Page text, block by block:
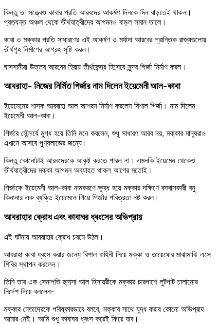
কিন্তু তা সত্ত্বেও কাবার প্রতি আরবদের আকর্ষণ দিনকে দিন বাড়তেই থাকল।
প্রত্যন্ত অঞ্চল থেকে তীর্থযাত্রীদের আগমনও বাড়ল সমান তালে।
কাবা ও মক্কার প্রতি সাধারণের এই আকর্ষণ ও মর্যাদা আরবের প্রান্তিক রাজ্যগুলোয়
তীর্থগৃহ নির্মাণের আগ্রহ সৃষ্টি করল।
ঘাসসানীরা উত্তর আরবের হিরায় তীর্থকেন্দ্র হিসেবে সুন্দর গির্জা নির্মাণ করল।
আবরাহা- নিজের নির্মিত গির্জার নাম দিলেন ইয়েমেনী আল-কাবা
ইয়েমেনের শাসক আবরাহা আল আশরম নির্মাণ করলেন বিশাল গির্জা। নাম দিলেন
ইয়েমেনী আল-কাবা।
গির্জার সৌন্দর্যে মুগ্ধ হয়ে তিনি মনে করলেন, শুধু সাধারণ আরব নয়, মক্কার মানুষরাও
এখানে আসবে পুণ্যলাভের জন্যে।
কিন্তু কোনোটাই আরবদেরকে আকৃষ্ট করতে পারল না। এমনকি ইয়েমেন থেকেও
তীর্থযাত্রীদের মক্কা আগমন অব্যাহত থাকল আগের মতোই।
গির্জাকে ইয়েমেনী আল-কাবা নামকরণে ক্ষুব্ধ হয়ে মক্কার দক্ষিণে বসবাসকারী বনু
কিনানার এক ব্যক্তি ইয়েমেনে গিয়ে গির্জার পবিত্রতা নষ্ট করল।
আবরাহার ক্রোধ এবং কাবাঘর ধ্বংসের অভিপ্রায়
এই ঘটনায় আবরাহার ক্রোধ চরমে উঠল।
আবরাহা কাবা ধ্বংস করার জন্যে বিশাল বাহিনী নিয়ে মক্কা ও তায়েফের মাঝামাঝি এসে
শিবির স্থাপন করলেন।
তিনি তার এক সেনাপতি হুনাসা আল হিসায়রীকে মক্কার চারপাশে লুটপাট চালানোর
নির্দেশ দিয়ে বললেন-
মক্কার নেতাদেরকে পরিষ্কারভাবে বলবে, মক্কার সাথে যুদ্ধ করার কোনো অভিপ্রায়
আমার নেই। আমি শুধু কাবাঘর ধ্বংস করেই ফিরে যাব।